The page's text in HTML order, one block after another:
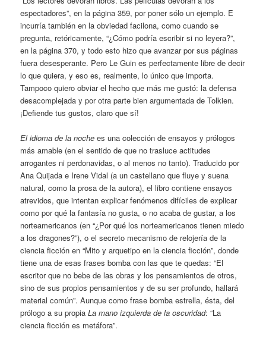
espectadores”, en la página 359, por poner sólo un ejemplo. E
incurría también en la obviedad facilona, como cuando se
pregunta, retóricamente, “¿Cómo podría escribir si no leyera?”,
en la página 370, y todo esto hizo que avanzar por sus páginas
fuera desesperante. Pero Le Guin es perfectamente libre de decir
lo que quiera, y eso es, realmente, lo único que importa.
Tampoco quiero obviar el hecho que más me gustó: la defensa
desacomplejada y por otra parte bien argumentada de Tolkien.
¡Defiende tus gustos, claro que sí!
El idioma de la noche es una colección de ensayos y prólogos
más amable (en el sentido de que no trasluce actitudes
arrogantes ni perdonavidas, o al menos no tanto). Traducido por
Ana Quijada e Irene Vidal (a un castellano que fluye y suena
natural, como la prosa de la autora), el libro contiene ensayos
atrevidos, que intentan explicar fenómenos difíciles de explicar
como por qué la fantasía no gusta, o no acaba de gustar, a los
norteamericanos (en “¿Por qué los norteamericanos tienen miedo
a los dragones?”), o el secreto mecanismo de relojería de la
ciencia ficción en “Mito y arquetipo en la ciencia ficción”, donde
tiene una de esas frases bomba con las que te quedas: “El
escritor que no bebe de las obras y los pensamientos de otros,
sino de sus propios pensamientos y de su ser profundo, hallará
material común”. Aunque como frase bomba estrella, ésta, del
prólogo a su propiaLa mano izquierda de la oscuridad: “La
ciencia ficción es metáfora”.